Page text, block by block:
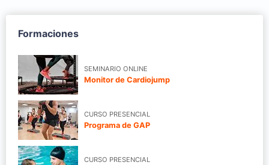
Formaciones
SEMINARIO ONLINE
Monitor de Cardiojump
CURSO PRESENCIAL
Programa de GAP
CURSO PRESENCIAL